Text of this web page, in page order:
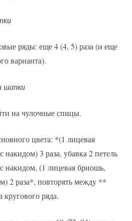
ряды: еще 4 (4, 5) раза (и еще
варианта).
шапки
на чулочные спицы.
цвета: *(1 лицевая
3 раза, убавка 2 петель
накидом, (1 лицевая бриошь,
2 раза*, повторять между **
кругового ряда.